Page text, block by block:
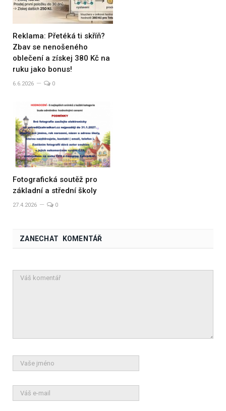
Reklama: Přetéká ti skříň?
Zbav se nenošeného
oblečení a získej 380 Kč na
ruku jako bonus!
6.6.2026 0
Fotografická soutěž pro
základní a střední školy
27.4.2026 0
ZANECHAT KOMENTÁŘ